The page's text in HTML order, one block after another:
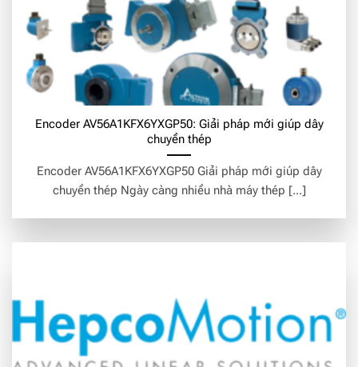
Encoder AV56A1KFX6YXGP50: Giải pháp mới giúp dây
chuyền thép
Encoder AV56A1KFX6YXGP50 Giải pháp mới giúp dây
chuyền thép Ngày càng nhiều nhà máy thép [...]